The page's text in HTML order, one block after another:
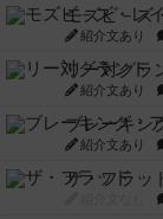
モズビ－ズ
紹介文あり
リー対グラ
紹介文あり
ブレーキン
紹介文あり
ザ・フラッ